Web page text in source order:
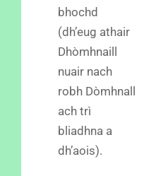
bhochd
(dh’eug athair
Dhòmhnaill
nuair nach
robh Dòmhnall
ach trì
bliadhna a
dh’aois).